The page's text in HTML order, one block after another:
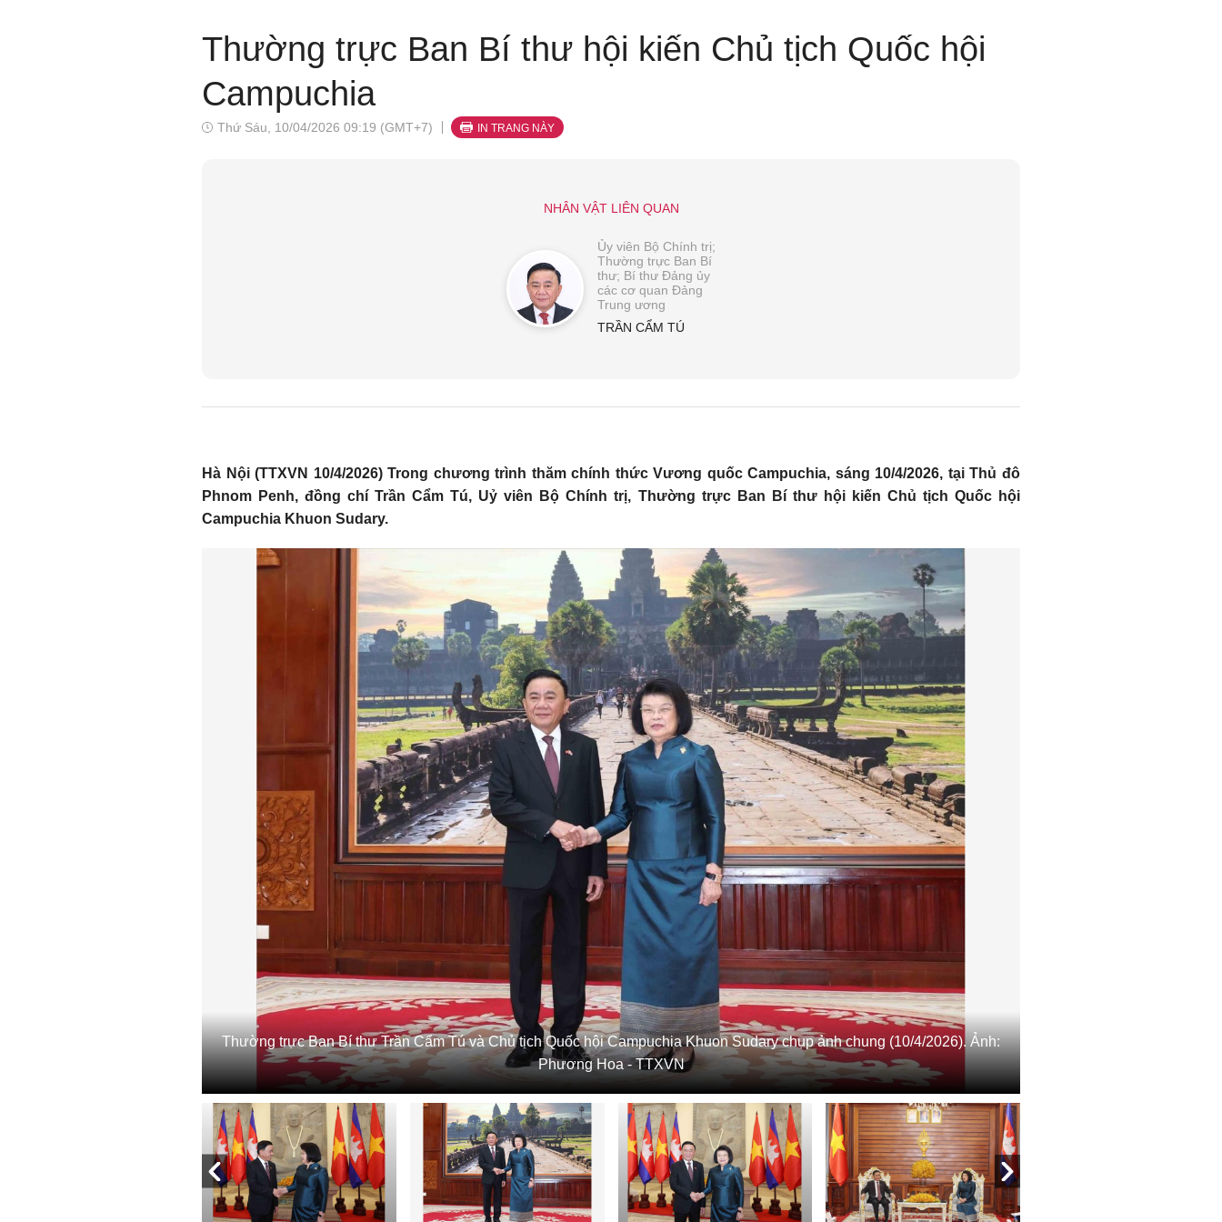
Thường trực Ban Bí thư hội kiến Chủ tịch Quốc hội
Campuchia
Thứ Sáu, 10/04/2026 09:19 (GMT+7) IN TRANG NÀY
NHÂN VẬT LIÊN QUAN
Ủy viên Bộ Chính trị;
Thường trực Ban Bí
thư; Bí thư Đảng ủy
các cơ quan Đảng
Trung ương
TRẦN CẨM TÚ
Hà Nội (TTXVN 10/4/2026) Trong chương trình thăm chính thức Vương quốc Campuchia, sáng 10/4/2026, tại Thủ đô
Phnom Penh, đồng chí Trần Cẩm Tú, Uỷ viên Bộ Chính trị, Thường trực Ban Bí thư hội kiến Chủ tịch Quốc hội
Campuchia Khuon Sudary.
Thường trực Ban Bí thư Trần Cẩm Tú và Chủ tịch Quốc hội Campuchia Khuon Sudary chụp ảnh chung (10/4/2026). Ảnh:
Phương Hoa - TTXVN